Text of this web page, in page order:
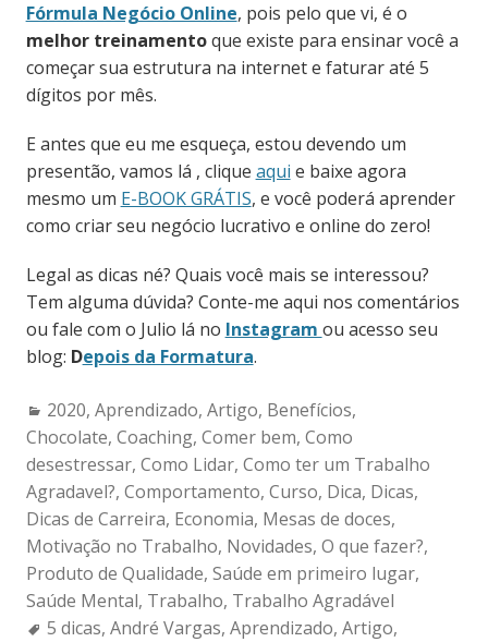
Fórmula Negócio Online, pois pelo que vi, é o
melhor treinamentoque existe para ensinar você a
começar sua estrutura na internet e faturar até 5
dígitos por mês.
E antes que eu me esqueça, estou devendo um
presentão, vamos lá , clique aqui e baixe agora
mesmo um E-BOOK GRÁTIS, e você poderá aprender
como criar seu negócio lucrativo e online do zero!
Legal as dicas né? Quais você mais se interessou?
Tem alguma dúvida? Conte-me aqui nos comentários
ou fale com o Julio lá no Instagram ou acesso seu
blog: Depois da Formatura.
Categories:
2020, Aprendizado, Artigo, Benefícios,
Chocolate, Coaching, Comer bem, Como
desestressar, Como Lidar, Como ter um Trabalho
Agradavel?, Comportamento, Curso, Dica, Dicas,
Dicas de Carreira, Economia, Mesas de doces,
Motivação no Trabalho, Novidades, O que fazer?,
Produto de Qualidade, Saúde em primeiro lugar,
Saúde Mental, Trabalho, Trabalho Agradável
Tags:
5 dicas, André Vargas, Aprendizado, Artigo,